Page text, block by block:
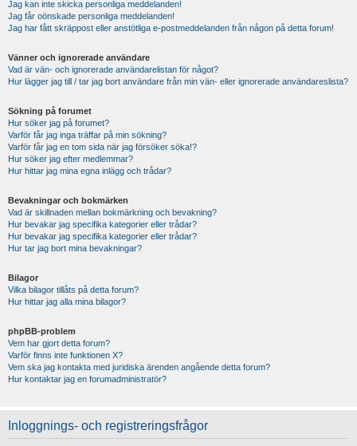
Jag kan inte skicka personliga meddelanden!
Jag får oönskade personliga meddelanden!
Jag har fått skräppost eller anstötliga e-postmeddelanden från någon på detta forum!
Vänner och ignorerade användare
Vad är vän- och ignorerade användarelistan för något?
Hur lägger jag till / tar jag bort användare från min vän- eller ignorerade användareslista?
Sökning på forumet
Hur söker jag på forumet?
Varför får jag inga träffar på min sökning?
Varför får jag en tom sida när jag försöker söka!?
Hur söker jag efter medlemmar?
Hur hittar jag mina egna inlägg och trådar?
Bevakningar och bokmärken
Vad är skillnaden mellan bokmärkning och bevakning?
Hur bevakar jag specifika kategorier eller trådar?
Hur bevakar jag specifika kategorier eller trådar?
Hur tar jag bort mina bevakningar?
Bilagor
Vilka bilagor tillåts på detta forum?
Hur hittar jag alla mina bilagor?
phpBB-problem
Vem har gjort detta forum?
Varför finns inte funktionen X?
Vem ska jag kontakta med juridiska ärenden angående detta forum?
Hur kontaktar jag en forumadministratör?
Inloggnings- och registreringsfrågor